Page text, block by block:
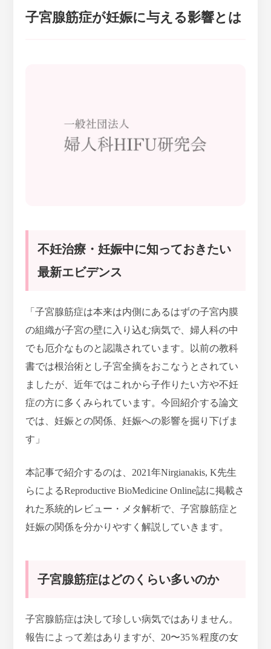
子宮腺筋症が妊娠に与える影響とは
不妊治療・妊娠中に知っておきたい
最新エビデンス
「子宮腺筋症は本来は内側にあるはずの子宮内膜
の組織が子宮の壁に入り込む病気で、婦人科の中
でも厄介なものと認識されています。以前の教科
書では根治術とし子宮全摘をおこなうとされてい
ましたが、近年ではこれから子作りたい方や不妊
症の方に多くみられています。今回紹介する論文
では、妊娠との関係、妊娠への影響を掘り下げま
す」
本記事で紹介するのは、2021年Nirgianakis, K先生
らによるReproductive BioMedicine Online誌に掲載さ
れた系統的レビュー・メタ解析で、子宮腺筋症と
妊娠の関係を分かりやすく解説していきます。
子宮腺筋症はどのくらい多いのか
子宮腺筋症は決して珍しい病気ではありません。
報告によって差はありますが、 20〜35％程度の女